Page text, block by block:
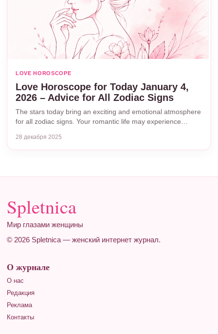
LOVE HOROSCOPE
Love Horoscope for Today January 4,
2026 – Advice for All Zodiac Signs
The stars today bring an exciting and emotional atmosphere
for all zodiac signs. Your romantic life may experience…
28 декабря 2025
Spletnica
Мир глазами женщины
© 2026 Spletnica — женский интернет журнал.
О журнале
О нас
Редакция
Реклама
Контакты